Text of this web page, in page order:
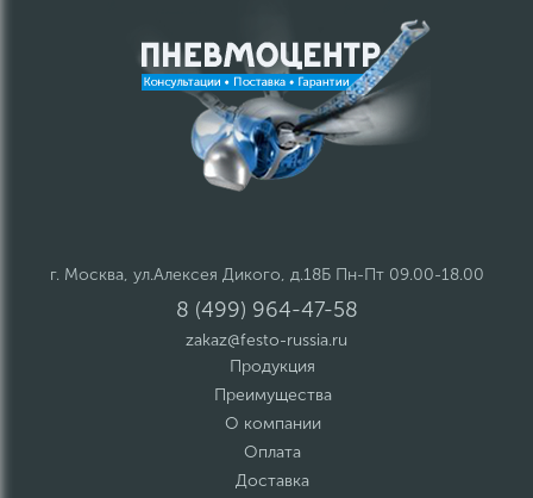
г. Москва, ул.Алексея Дикого, д.18Б Пн-Пт 09.00-18.00
8 (499) 964-47-58
zakaz@festo-russia.ru
Продукция
Преимущества
О компании
Оплата
Доставка